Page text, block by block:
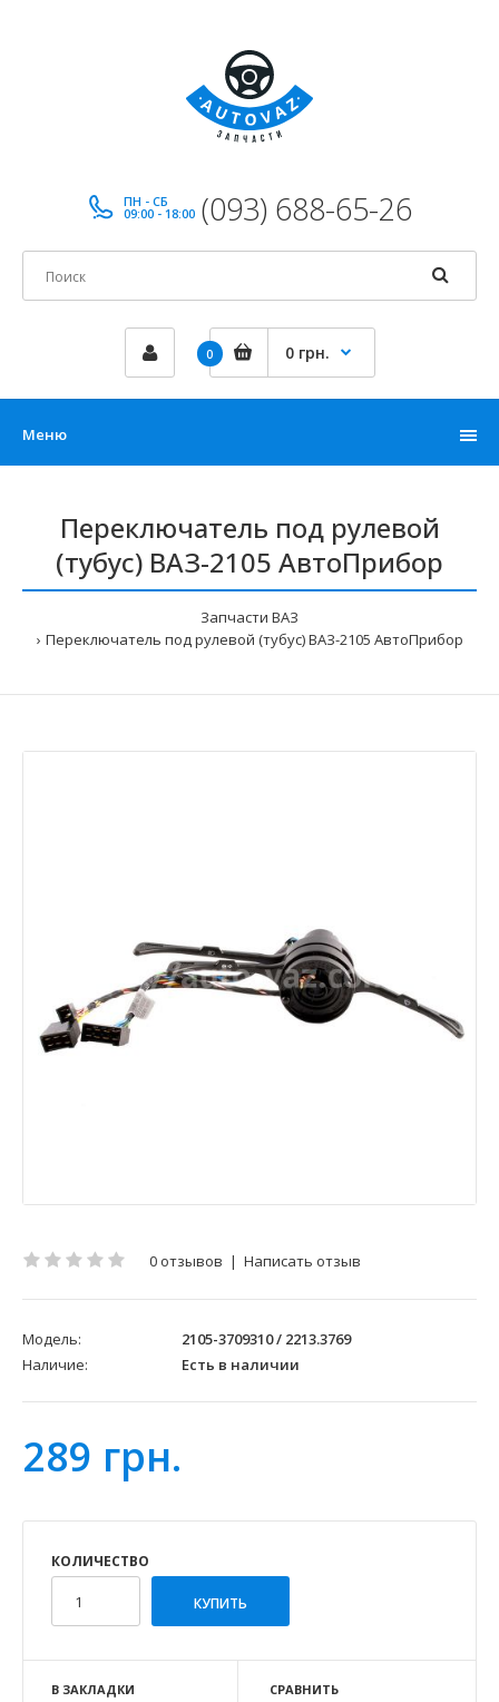
ПН - СБ
09:00 - 18:00 (093) 688-65-26
0 0 грн.
Меню
Переключатель под рулевой
(тубус) ВАЗ-2105 АвтоПрибор
Запчасти ВАЗ
Переключатель под рулевой (тубус) ВАЗ-2105 АвтоПрибор
0 отзывов | Написать отзыв
Модель:
2105-3709310 / 2213.3769
Наличие:
Есть в наличии
289 грн.
КОЛИЧЕСТВО
В ЗАКЛАДКИ СРАВНИТЬ